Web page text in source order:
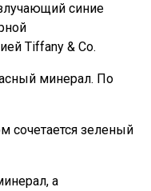
синие
Tiffany & Co.
минерал. По
сочетается зеленый
а